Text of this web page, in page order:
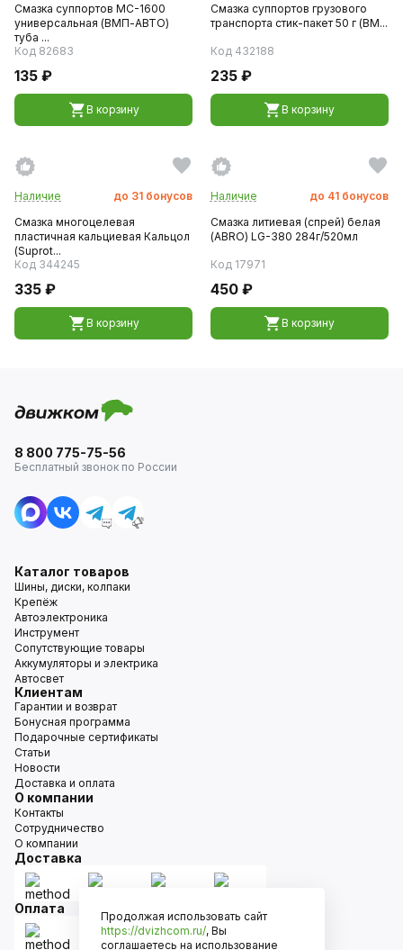
Смазка суппортов МС-1600
универсальная (ВМП-АВТО)
туба ...
Код 82683
135 ₽
В корзину
Смазка суппортов грузового
транспорта стик-пакет 50 г (ВМ...
Код 432188
235 ₽
В корзину
Наличие до 31 бонусов
Смазка многоцелевая
пластичная кальциевая Кальцол
(Suprot...
Код 344245
335 ₽
В корзину
Наличие до 41 бонусов
Смазка литиевая (спрей) белая
(ABRO) LG-380 284г/520мл
Код 17971
450 ₽
В корзину
8 800 775-75-56
Бесплатный звонок по России
Каталог товаров
Шины, диски, колпаки
Крепёж
Автоэлектроника
Инструмент
Сопутствующие товары
Аккумуляторы и электрика
Автосвет
Клиентам
Гарантии и возврат
Бонусная программа
Подарочные сертификаты
Статьи
Новости
Доставка и оплата
О компании
Контакты
Сотрудничество
О компании
Доставка
Оплата
Продолжая использовать сайт
https://dvizhcom.ru/, Вы
соглашаетесь на использование